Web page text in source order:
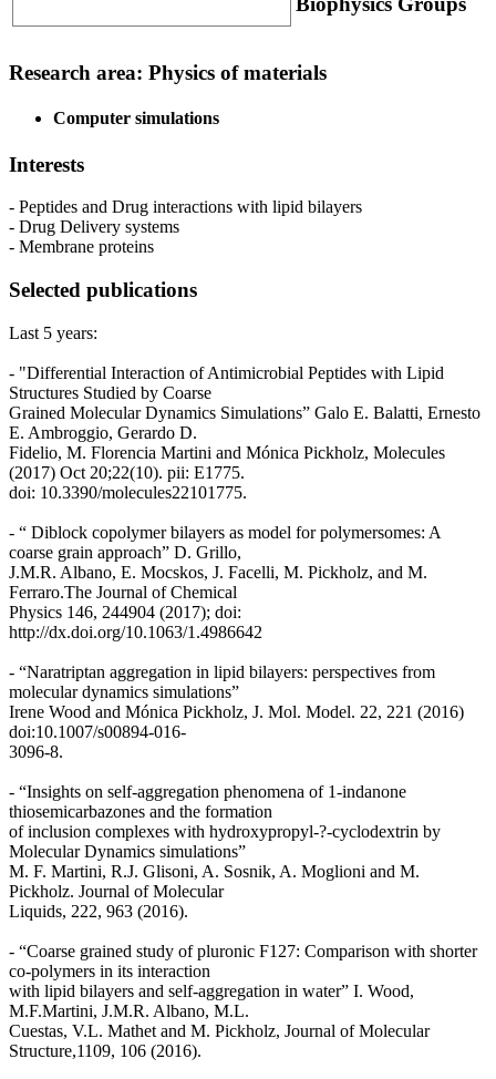
Research area: Physics of materials
Computer simulations
Interests
- Peptides and Drug interactions with lipid bilayers
- Drug Delivery systems
- Membrane proteins
Selected publications
Last 5 years:
- "Differential Interaction of Antimicrobial Peptides with Lipid
Structures Studied by Coarse
Grained Molecular Dynamics Simulations” Galo E. Balatti, Ernesto
E. Ambroggio, Gerardo D.
Fidelio, M. Florencia Martini and Mónica Pickholz, Molecules
(2017) Oct 20;22(10). pii: E1775.
doi: 10.3390/molecules22101775.
- “ Diblock copolymer bilayers as model for polymersomes: A
coarse grain approach” D. Grillo,
J.M.R. Albano, E. Mocskos, J. Facelli, M. Pickholz, and M.
Ferraro.The Journal of Chemical
Physics 146, 244904 (2017); doi:
http://dx.doi.org/10.1063/1.4986642
- “Naratriptan aggregation in lipid bilayers: perspectives from
molecular dynamics simulations”
Irene Wood and Mónica Pickholz, J. Mol. Model. 22, 221 (2016)
doi:10.1007/s00894-016-
3096-8.
- “Insights on self-aggregation phenomena of 1-indanone
thiosemicarbazones and the formation
of inclusion complexes with hydroxypropyl-?-cyclodextrin by
Molecular Dynamics simulations”
M. F. Martini, R.J. Glisoni, A. Sosnik, A. Moglioni and M.
Pickholz. Journal of Molecular
Liquids, 222, 963 (2016).
- “Coarse grained study of pluronic F127: Comparison with shorter
co-polymers in its interaction
with lipid bilayers and self-aggregation in water” I. Wood,
M.F.Martini, J.M.R. Albano, M.L.
Cuestas, V.L. Mathet and M. Pickholz, Journal of Molecular
Structure,1109, 106 (2016).